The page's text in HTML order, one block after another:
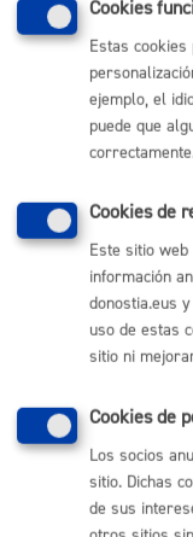
Volver al índice
Sebastián
010 (gratuito
(+34) 943 481 000
Buzón de la
Informar de un
Enlaces útiles
Ofertas de empleo
Perfil del contratante
Sede electrónica
Cookies
Estas
ejemplo, el
puede que
Cookies de
Este sitio
información
donostia.eus
uso de estas
sitio ni
Cookies de
Los socios
sitio. Dichas
de sus